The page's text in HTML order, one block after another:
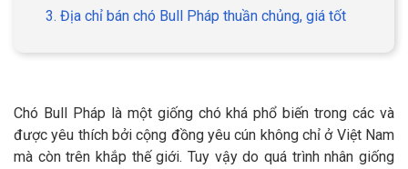
Dịch vụ mua bán chó
Dịch vụ phối giống chó
Thông tin về khách sạn,
spa cho thú cưng
Thông tin về chó
3. Địa chỉ bán chó Bull Pháp thuần chủng, giá tốt
Chó Bull Pháp là một giống chó khá phổ biến trong các và
được yêu thích bởi cộng đồng yêu cún không chỉ ở Việt Nam
mà còn trên khắp thế giới. Tuy vậy do quá trình nhân giống